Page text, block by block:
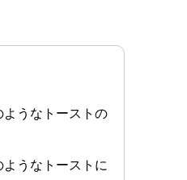
うなトーストの
うなトーストに